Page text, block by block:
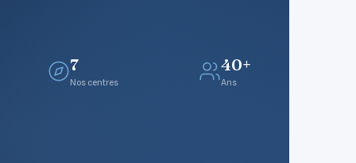
7
Nos centres
40+
Ans